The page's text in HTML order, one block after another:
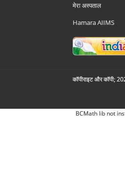
मेरा अस्पताल
Hamara AIIMS
कॉपीराइट और कॉपी;
BCMath lib not